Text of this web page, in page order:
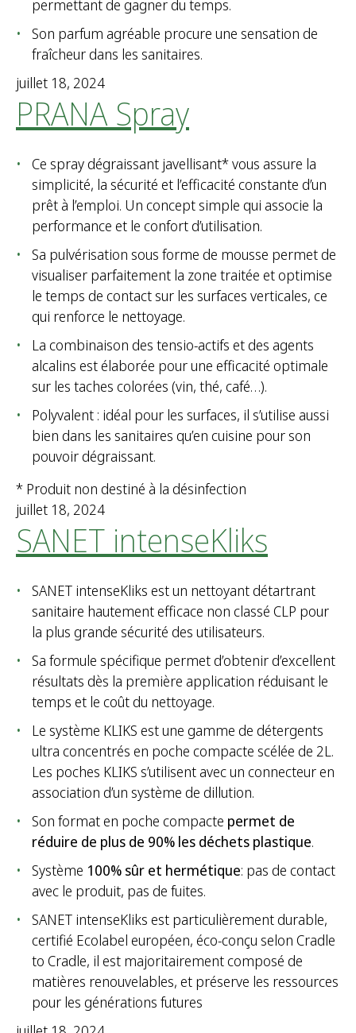
permettant de gagner du temps.
Son parfum agréable procure une sensation de
fraîcheur dans les sanitaires.
juillet 18, 2024
PRANA Spray
Ce spray dégraissant javellisant* vous assure la
simplicité, la sécurité et l’efficacité constante d’un
prêt à l’emploi. Un concept simple qui associe la
performance et le confort d’utilisation.
Sa pulvérisation sous forme de mousse permet de
visualiser parfaitement la zone traitée et optimise
le temps de contact sur les surfaces verticales, ce
qui renforce le nettoyage.
La combinaison des tensio-actifs et des agents
alcalins est élaborée pour une efficacité optimale
sur les taches colorées (vin, thé, café…).
Polyvalent : idéal pour les surfaces, il s’utilise aussi
bien dans les sanitaires qu’en cuisine pour son
pouvoir dégraissant.
* Produit non destiné à la désinfection
juillet 18, 2024
SANET intenseKliks
SANET intenseKliks est un nettoyant détartrant
sanitaire hautement efficace non classé CLP pour
la plus grande sécurité des utilisateurs.
Sa formule spécifique permet d’obtenir d’excellent
résultats dès la première application réduisant le
temps et le coût du nettoyage.
Le système KLIKS est une gamme de détergents
ultra concentrés en poche compacte scélée de 2L.
Les poches KLIKS s’utilisent avec un connecteur en
association d’un système de dillution.
Son format en poche compacte permet de
réduire de plus de 90% les déchets plastique.
Système 100% sûr et hermétique: pas de contact
avec le produit, pas de fuites.
SANET intenseKliks est particulièrement durable,
certifié Ecolabel européen, éco-conçu selon Cradle
to Cradle, il est majoritairement composé de
matières renouvelables, et préserve les ressources
pour les générations futures